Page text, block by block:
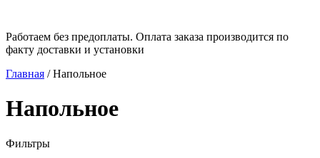
Работаем без предоплаты. Оплата заказа производится по
факту доставки и установки
Главная /Напольное
Напольное
Фильтры